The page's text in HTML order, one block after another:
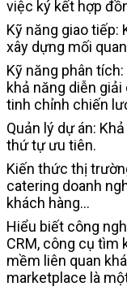
việc ký kết hợp
Kỹ năng giao tiếp:
xây dựng mối
Kỹ năng phân
khả năng diễn
tinh chỉnh chiến
Quản lý dự án:
thứ tự ưu tiên.
Kiến thức thị
catering doanh
khách hàng...
Hiểu biết công
CRM, công cụ tìm
mềm liên quan
marketplace là